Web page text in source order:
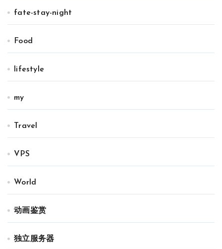
fate-stay-night
Food
lifestyle
my
Travel
VPS
World
动画鉴赏
独立服务器